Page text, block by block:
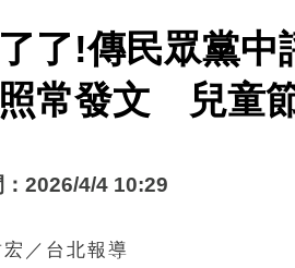
了!傳民眾黨
常發文 兒童
：2026/4/4 10:29
／台北報導